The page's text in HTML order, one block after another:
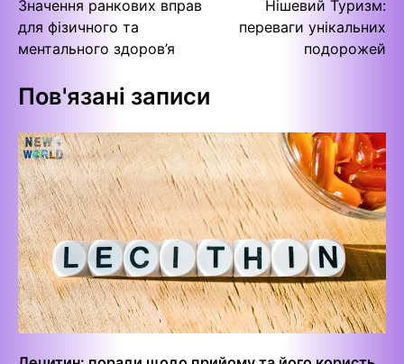
записів
Значення ранкових вправ
для фізичного та
ментального здоров’я
Нішевий Туризм:
переваги унікальних
подорожей
Пов'язані записи